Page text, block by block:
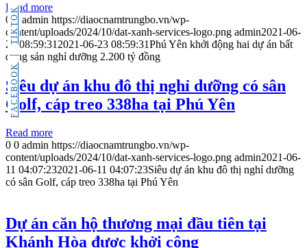
FACEBOOK
TIKTOK
Read more
0 0 admin https://diaocnamtrungbo.vn/wp-
content/uploads/2024/10/dat-xanh-services-logo.png admin2021-06-
23 08:59:31 2021-06-23 08:59:31Phú Yên khởi động hai dự án bất
động sản nghỉ dưỡng 2.200 tỷ đồng
Siêu dự án khu đô thị nghỉ dưỡng có sân
Golf, cáp treo 338ha tại Phú Yên
Read more
0 0 admin https://diaocnamtrungbo.vn/wp-
content/uploads/2024/10/dat-xanh-services-logo.png admin2021-06-
11 04:07:232021-06-11 04:07:23Siêu dự án khu đô thị nghỉ dưỡng
có sân Golf, cáp treo 338ha tại Phú Yên
Dự án căn hộ thương mại đầu tiên tại
Khánh Hòa được khởi công